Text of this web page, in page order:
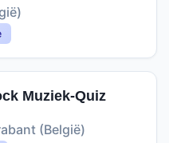
Muziek-Quiz
(België)